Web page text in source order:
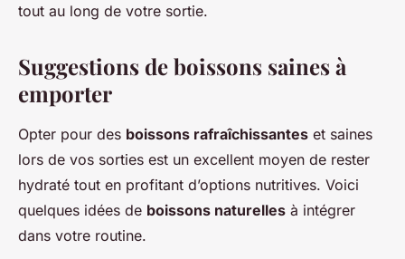
tout au long de votre sortie.
Suggestions de boissons saines à
emporter
Opter pour des boissons rafraîchissantes et saines
lors de vos sorties est un excellent moyen de rester
hydraté tout en profitant d’options nutritives. Voici
quelques idées de boissons naturelles à intégrer
dans votre routine.